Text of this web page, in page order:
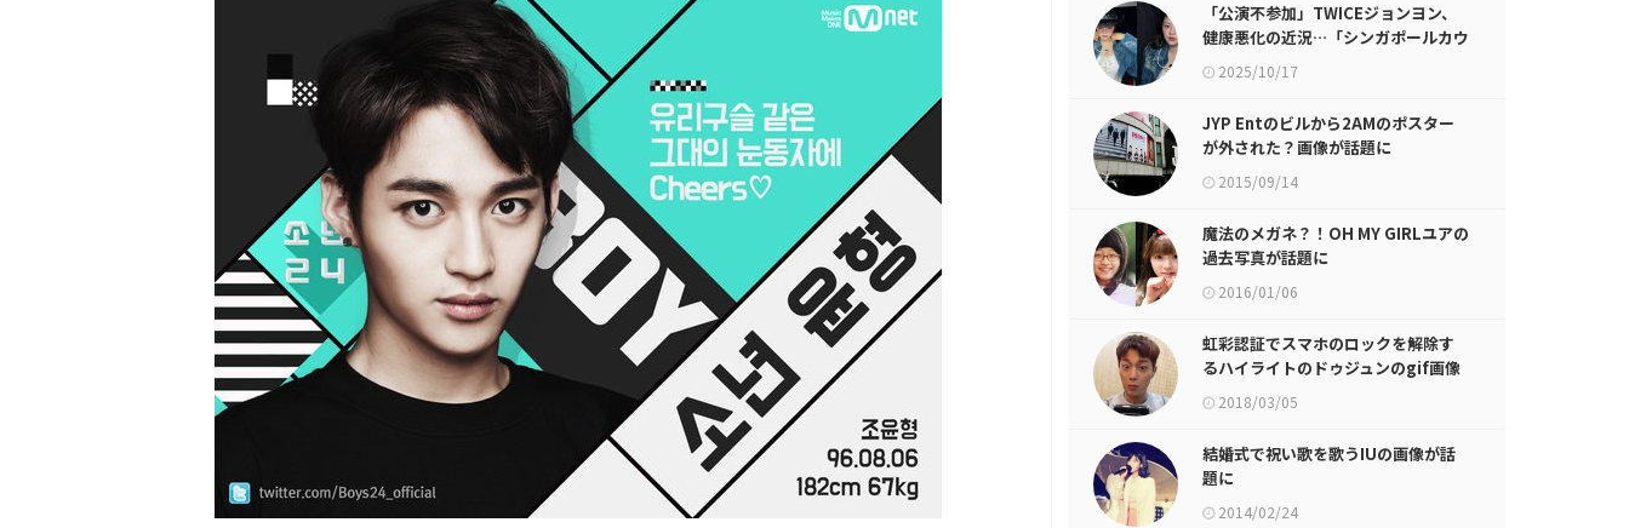
「公演不参加」TWICEジョンヨン、
健康悪化の近況…「シンガポールカウ
ガールで復帰完了」
2025/10/17
JYP Entのビルから2AMのポスター
が外された？画像が話題に
2015/09/14
魔法のメガネ？！OH MY GIRLユアの
過去写真が話題に
2016/01/06
虹彩認証でスマホのロックを解除す
るハイライトのドゥジュンのgif画像
が話題に
2018/03/05
結婚式で祝い歌を歌うIUの画像が話
題に
2014/02/24